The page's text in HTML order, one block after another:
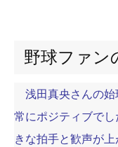
野球ファン
浅田真央さんの
常にポジティブで
きな拍手と歓声が